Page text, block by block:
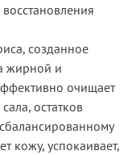
созданное
жирной и
очищает
остатков
кожу, успокаивает,